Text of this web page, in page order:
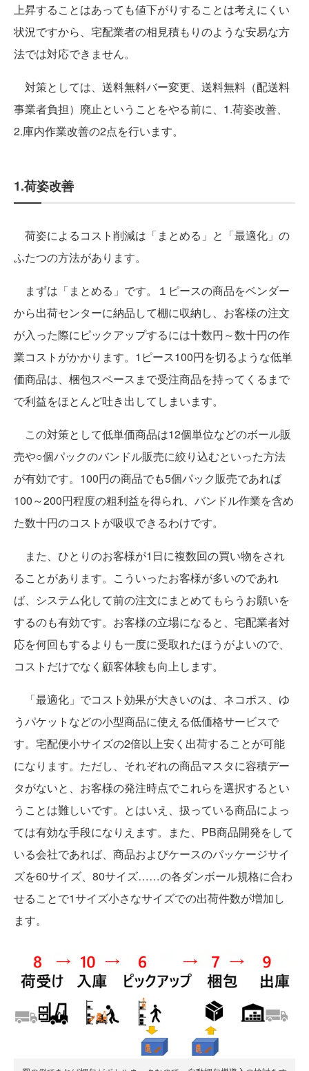
上昇することはあっても値下がりすることは考えにくい
状況ですから、宅配業者の相見積もりのような安易な方
法では対応できません。
対策としては、送料無料バー変更、送料無料（配送料
事業者負担）廃止ということをやる前に、1.荷姿改善、
2.庫内作業改善の2点を行います。
1.荷姿改善
荷姿によるコスト削減は「まとめる」と「最適化」の
ふたつの方法があります。
まずは「まとめる」です。１ピースの商品をベンダー
から出荷センターに納品して棚に収納し、お客様の注文
が入った際にピックアップするには十数円～数十円の作
業コストがかかります。1ピース100円を切るような低単
価商品は、梱包スペースまで受注商品を持ってくるまで
で利益をほとんど吐き出してしまいます。
この対策として低単価商品は12個単位などのボール販
売や○個パックのバンドル販売に絞り込むといった方法
が有効です。100円の商品でも5個パック販売であれば
100～200円程度の粗利益を得られ、バンドル作業を含め
た数十円のコストが吸収できるわけです。
また、ひとりのお客様が1日に複数回の買い物をされ
ることがあります。こういったお客様が多いのであれ
ば、システム化して前の注文にまとめてもらうお願いを
するのも有効です。お客様の立場になると、宅配業者対
応を何回もするよりも一度に受取れたほうがよいので、
コストだけでなく顧客体験も向上します。
「最適化」でコスト効果が大きいのは、ネコポス、ゆ
うパケットなどの小型商品に使える低価格サービスで
す。宅配便小サイズの2倍以上安く出荷することが可能
になります。ただし、それぞれの商品マスタに容積デー
タがないと、お客様の発注時点でこれらを選択するとい
うことは難しいです。とはいえ、扱っている商品によっ
ては有効な手段になりえます。また、PB商品開発をして
いる会社であれば、商品およびケースのパッケージサイ
ズを60サイズ、80サイズ……の各ダンボール規格に合わ
せることで1サイズ小さなサイズでの出荷件数が増加し
ます。